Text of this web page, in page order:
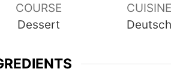
COURSE
Dessert
CUISINE
Deutsch